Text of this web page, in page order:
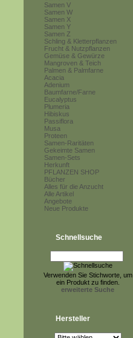
Samen V
Samen W
Samen X
Samen Y
Samen Z
Schling & Kletterpflanzen
Frucht & Nutzpflanzen
Gemüse & Gewürze
Mangroven & Teich
Palmen & Palmfarne
Acacia
Adenium
Baumfarne/Farne
Eucalyptus
Plumeria
Hibiskus
Passiflora
Musa
Proteen
Samen-Raritäten
Gekeimte Samen
Samen-Sets
Herkunft
PFLANZEN SHOP
Bücher
Alles für die Anzucht
Alle Artikel
Angebote
Neue Produkte
Schnellsuche
Verwenden Sie Stichworte, um
ein Produkt zu finden.
erweiterte Suche
Hersteller